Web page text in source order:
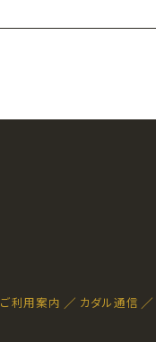
ご利用案内 カダル通信